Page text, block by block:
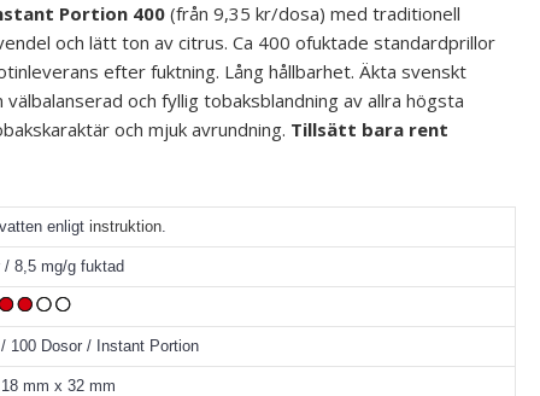
Portion 400 (från 9,35 kr/dosa) med traditionell
och lätt ton av citrus. Ca 400 ofuktade standardprillor
efter fuktning. Lång hållbarhet. Äkta svenskt
och fyllig tobaksblandning av allra högsta
och mjuk avrundning. Tillsätt bara rent
enligt instruktion.
/ 8,5 mg/g fuktad
100 Dosor / Instant Portion
mm x 32 mm